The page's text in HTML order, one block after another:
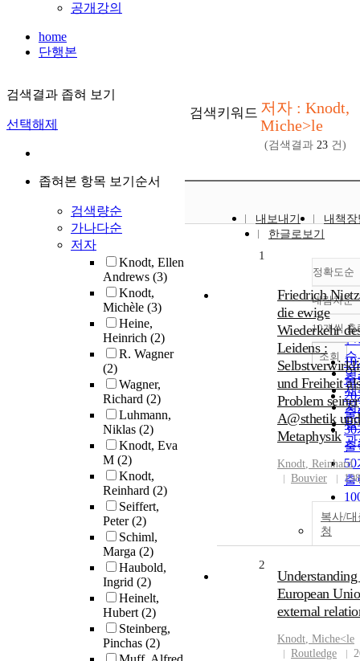
공개강의
home
단행본
검색결과 좁혀 보기
선택해제
좁혀본 항목 보기순서
검색량순
가나다순
저자
Knodt, Ellen
Andrews (3)
Knodt,
Michèle (3)
Heine,
Heinrich (2)
R. Wagner
(2)
Wagner,
Richard (2)
Luhmann,
Niklas (2)
Knodt, Eva
M (2)
Knodt,
Reinhard (2)
Seiffert,
Peter(2)
Schiml,
Marga (2)
Haubold,
Ingrid (2)
Heinelt,
Hubert(2)
Steinberg,
Pinchas (2)
검색키워드 저자 : Knodt,
Miche>le
(검색결과 23 건)
내보내기
내책
한글로보기
정확도순
정
순
인
순
연
제
저
발
내림차순
내
10개씩 출
10
출
20
출
30
출
50
출
출
조회
1
Friedrich
die ewige
Wiederkehr
Leidens :
und Freiheit
Problem seiner
A@sthetik und
Metaphysik
Knodt, Reinhard
Bouvier
복사/
청
2
Understanding
European
external
Knodt, Miche<le
Routledge